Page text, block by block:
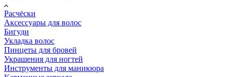
Расчёски
Аксессуары для волос
Бигуди
Укладка волос
Пинцеты для бровей
Украшения для ногтей
Инструменты для маникюра